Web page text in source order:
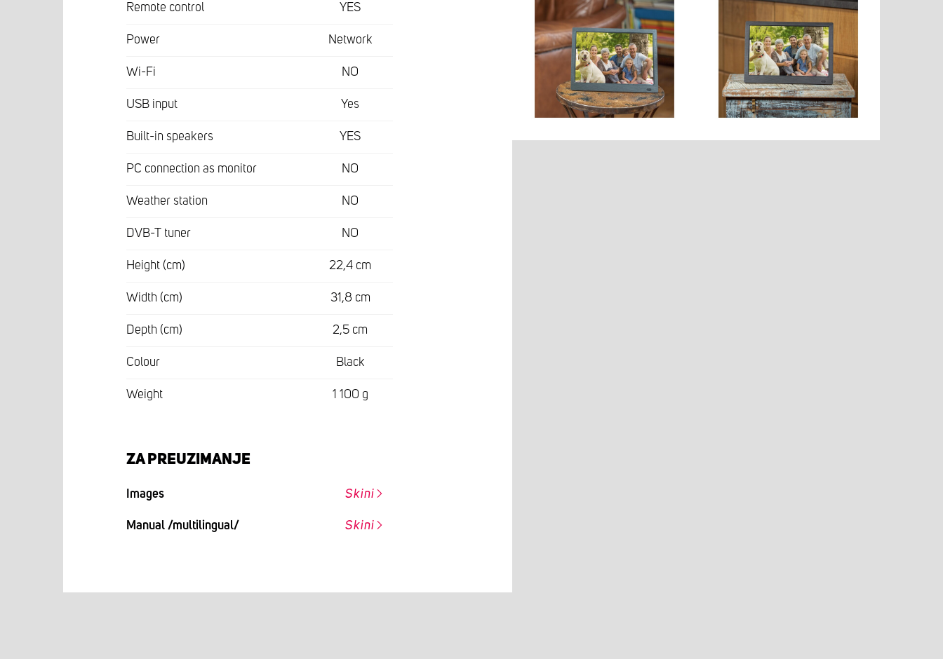
Remote control YES
Power Network
Wi-Fi NO
USB input Yes
Built-in speakers YES
PC connection as monitor NO
Weather station NO
DVB-T tuner NO
Height (cm) 22,4 cm
Width (cm) 31,8 cm
Depth (cm) 2,5 cm
Colour Black
Weight 1 100 g
ZA PREUZIMANJE
Images Skini
Manual /multilingual/ Skini